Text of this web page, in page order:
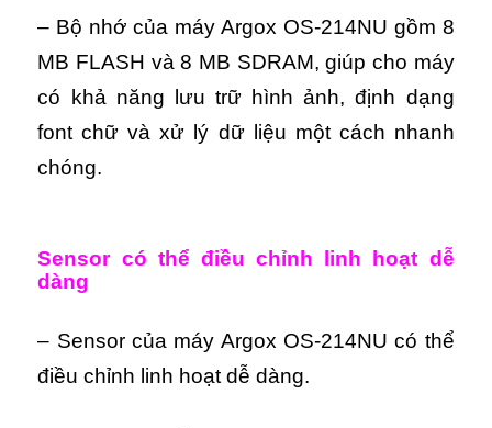
– Bộ nhớ của máy Argox OS-214NU gồm 8
MB FLASH và 8 MB SDRAM, giúp cho máy
có khả năng lưu trữ hình ảnh, định dạng
font chữ và xử lý dữ liệu một cách nhanh
chóng.
Sensor có thể điều chỉnh linh hoạt dễ
dàng
– Sensor của máy Argox OS-214NU có thể
điều chỉnh linh hoạt dễ dàng.